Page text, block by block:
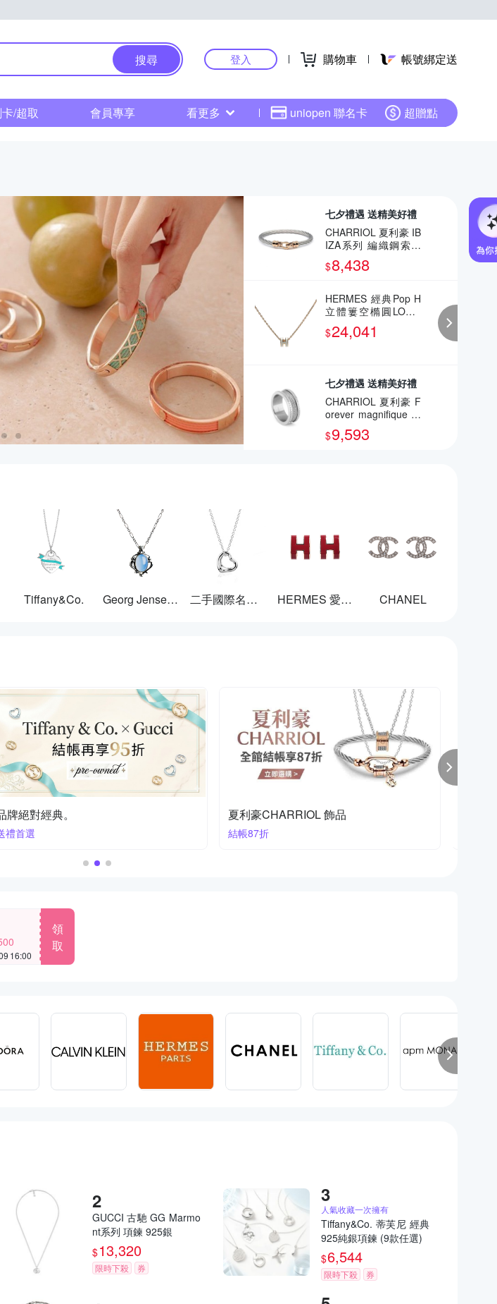
搜尋 登入 購物車 帳號綁定送
/超取 會員專享 看更多 uniopen 聯名卡 超贈點
七夕禮遇 送精美好禮
CHARRIOL 夏利豪 IB
IZA系列 編織鋼索手
環 七夕寵愛季 送禮推
薦
$8,438
HERMES 經典Pop H
立體簍空橢圓LOGO
項鍊(小-白/金)
$24,041
七夕禮遇 送精美好禮
CHARRIOL 夏利豪 F
orever magnifique 戒
指 七夕寵愛季 送禮推
薦
$9,593
Tiffany&Co. Georg Jensen 喬治傑生 二手國際名牌飾品 HERMES 愛馬仕 CHANEL
牌絕對經典。
禮首選
夏利豪CHARRIOL 飾品
結帳87折
16:00
領
取
GUCCI 古馳 GG Marmo
nt系列 項鍊 925銀
$13,320
限時下殺 券
人氣收藏一次擁有
Tiffany&Co. 蒂芙尼 經典
925純銀項鍊 (9款任選)
$6,544
限時下殺 券